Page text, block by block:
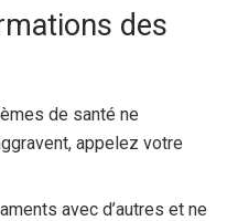
des
de santé ne
appelez votre
avec d’autres et ne